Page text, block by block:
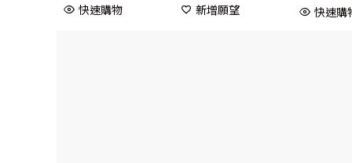
快速購物 新增願望 快速購